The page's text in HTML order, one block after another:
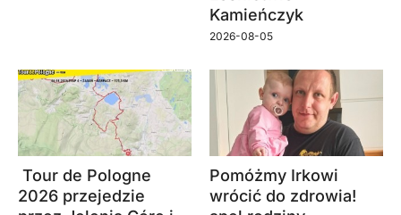
Kamieńczyk
2026-08-05
Tour de Pologne
2026 przejedzie
Pomóżmy Irkowi
wrócić do zdrowia!